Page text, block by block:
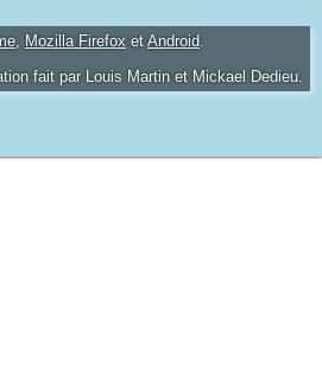
Mozilla Firefox et Android
fait par Louis Martin et Mickael Dedieu.